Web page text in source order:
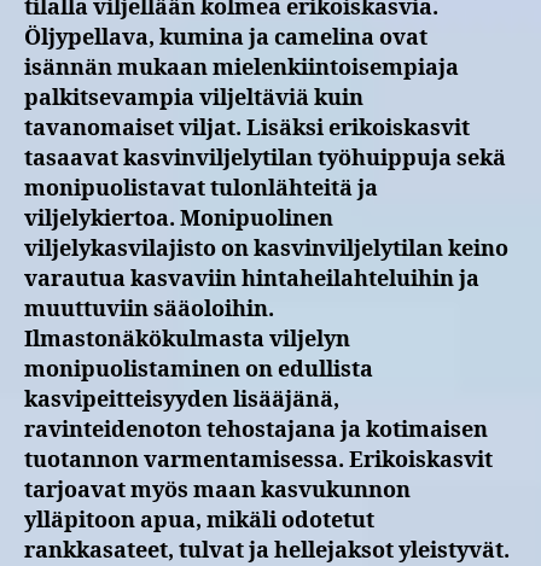
tilalla viljellään kolmea erikoiskasvia.
Öljypellava, kumina ja camelina ovat
isännän mukaan mielenkiintoisempiaja
palkitsevampia viljeltäviä kuin
tavanomaiset viljat. Lisäksi erikoiskasvit
tasaavat kasvinviljelytilan työhuippuja sekä
monipuolistavat tulonlähteitä ja
viljelykiertoa. Monipuolinen
viljelykasvilajisto on kasvinviljelytilan keino
varautua kasvaviin hintaheilahteluihin ja
muuttuviin sääoloihin.
Ilmastonäkökulmasta viljelyn
monipuolistaminen on edullista
kasvipeitteisyyden lisääjänä,
ravinteidenoton tehostajana ja kotimaisen
tuotannon varmentamisessa. Erikoiskasvit
tarjoavat myös maan kasvukunnon
ylläpitoon apua, mikäli odotetut
rankkasateet, tulvat ja hellejaksot yleistyvät.